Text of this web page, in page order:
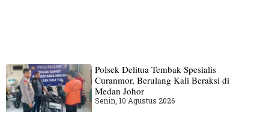
Polsek Delitua Tembak Spesialis
Curanmor, Berulang Kali Beraksi di
Medan Johor
Senin, 10 Agustus 2026